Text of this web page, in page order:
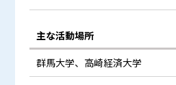
主な活動場所
群馬大学、高崎経済大学